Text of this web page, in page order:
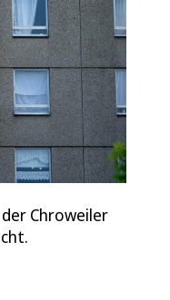
Chroweiler